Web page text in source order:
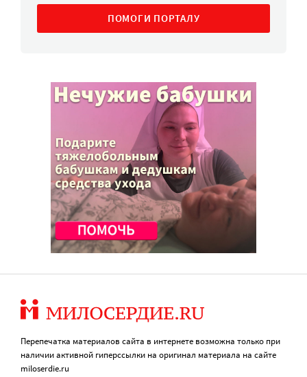
ПОМОГИ ПОРТАЛУ
Перепечатка материалов сайта в интернете возможна только при
наличии активной гиперссылки на оригинал материала на сайте
miloserdie.ru